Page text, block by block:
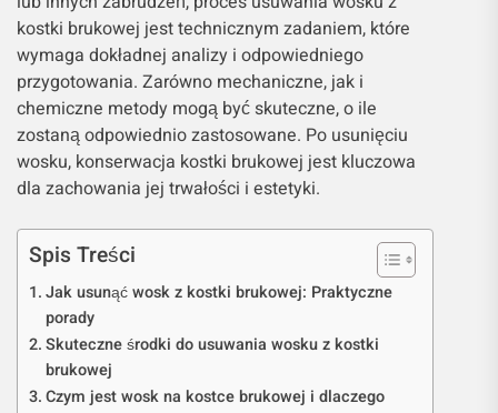
kostki brukowej jest technicznym zadaniem, które
wymaga dokładnej analizy i odpowiedniego
przygotowania. Zarówno mechaniczne, jak i
chemiczne metody mogą być skuteczne, o ile
zostaną odpowiednio zastosowane. Po usunięciu
wosku, konserwacja kostki brukowej jest kluczowa
dla zachowania jej trwałości i estetyki.
Spis Treści
Jak usunąć wosk z kostki brukowej: Praktyczne
porady
Skuteczne środki do usuwania wosku z kostki
brukowej
Czym jest wosk na kostce brukowej i dlaczego